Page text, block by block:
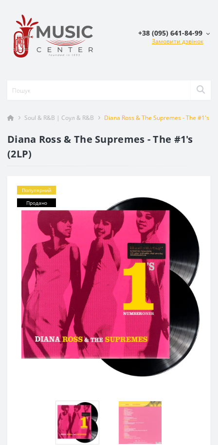
+38 (095) 641-84-99
Замовити дзвінок
Soul & R&B | Соул & R&B Diana Ross & The Supremes - The #1's
Diana Ross & The Supremes - The #1's
(2LP)
Популярний
Продано